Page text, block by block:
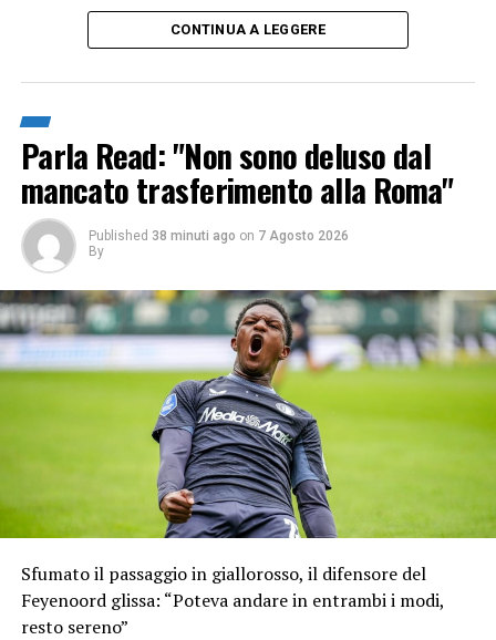
CONTINUA A LEGGERE
Parla Read: "Non sono deluso dal
mancato trasferimento alla Roma"
Published 38 minuti ago on 7 Agosto 2026
By
Sfumato il passaggio in giallorosso, il difensore del
Feyenoord glissa: “Poteva andare in entrambi i modi,
resto sereno”